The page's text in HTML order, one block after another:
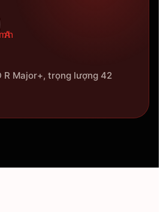
R Major+, trọng lượng 42